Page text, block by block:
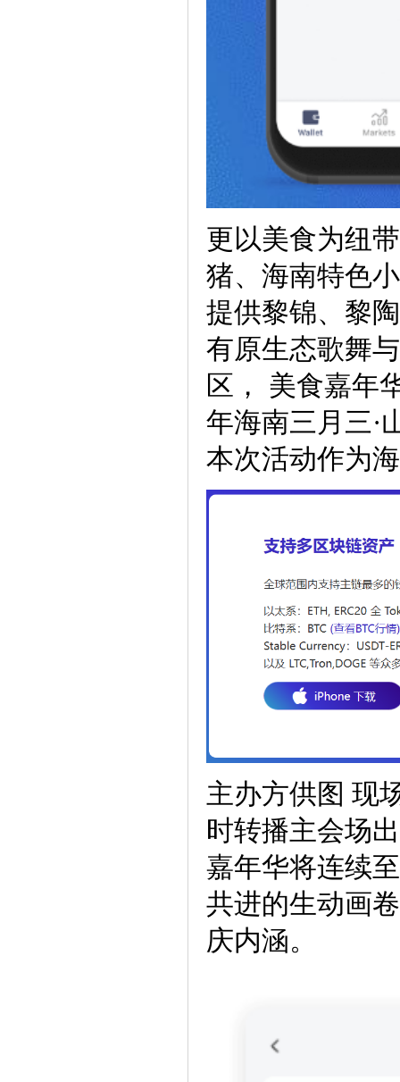
更以美食为纽
猪、海南特色
提供黎锦、黎
有原生态歌舞
区， 美食嘉年
年海南三月三·
本次活动作为
主办方供图 现
时转播主会场
嘉年华将连续
共进的生动画
庆内涵。